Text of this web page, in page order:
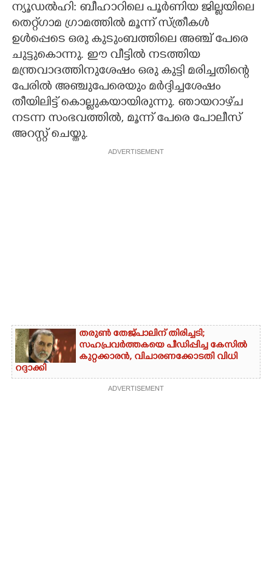
LITERATURE
ZOOM
CONTACT US
ന്യൂഡൽഹി: ബീഹാറിലെ പൂർണിയ ജില്ലയിലെ
തെറ്റ്ഗാമ ഗ്രാമത്തിൽ മൂന്ന് സ്ത്രീകൾ
ഉൾപ്പെടെ ഒരു കുടുംബത്തിലെ അഞ്ച് പേരെ
ചുട്ടുകൊന്നു. ഈ വീട്ടിൽ നടത്തിയ
മന്ത്രവാദത്തിനുശേഷം ഒരു കുട്ടി മരിച്ചതിന്റെ
പേരിൽ അഞ്ചുപേരെയും മർദ്ദിച്ചശേഷം
തീയിലിട്ട് കൊല്ലുകയായിരുന്നു. ഞായറാഴ്‌ച
നടന്ന സംഭവത്തിൽ, മൂന്ന് പേരെ പോലീസ്
അറസ്റ്റ് ചെയ്തു.
ADVERTISEMENT
തരുൺ തേജ്പാലിന് തിരിച്ചടി;
സഹപ്രവർത്തകയെ പീഡിപ്പിച്ച കേസിൽ
കുറ്റക്കാരൻ, വിചാരണക്കോടതി വിധി
റദ്ദാക്കി
ADVERTISEMENT